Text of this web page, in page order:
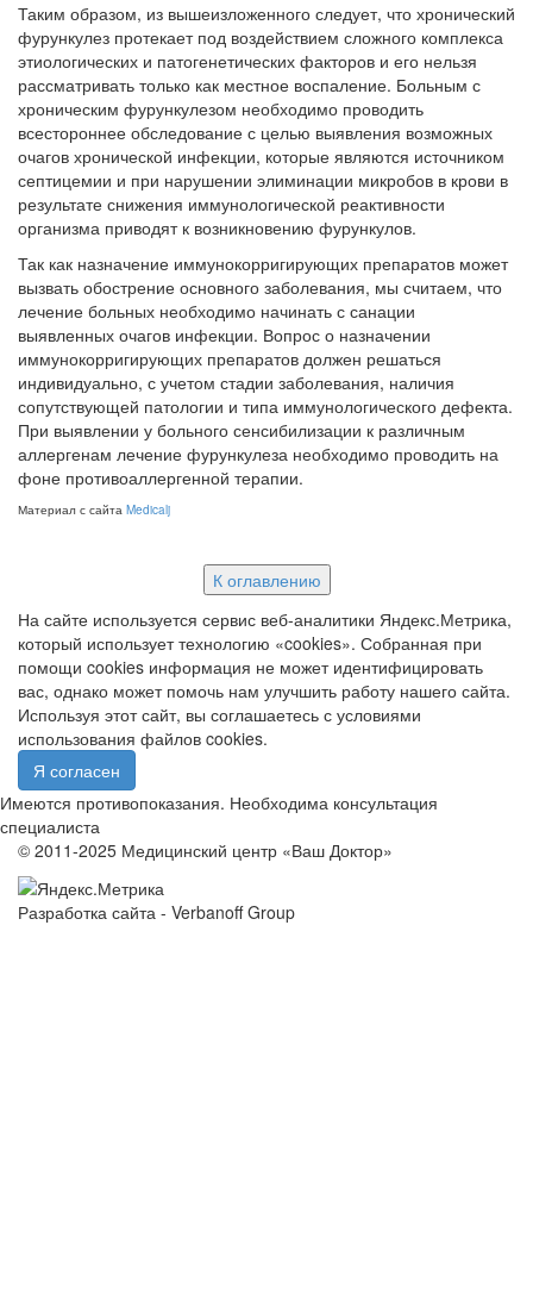
Таким образом, из вышеизложенного следует, что хронический
фурункулез протекает под воздействием сложного комплекса
этиологических и патогенетических факторов и его нельзя
рассматривать только как местное воспаление. Больным с
хроническим фурункулезом необходимо проводить
всестороннее обследование с целью выявления возможных
очагов хронической инфекции, которые являются источником
септицемии и при нарушении элиминации микробов в крови в
результате снижения иммунологической реактивности
организма приводят к возникновению фурункулов.
Так как назначение иммунокорригирующих препаратов может
вызвать обострение основного заболевания, мы считаем, что
лечение больных необходимо начинать с санации
выявленных очагов инфекции. Вопрос о назначении
иммунокорригирующих препаратов должен решаться
индивидуально, с учетом стадии заболевания, наличия
сопутствующей патологии и типа иммунологического дефекта.
При выявлении у больного сенсибилизации к различным
аллергенам лечение фурункулеза необходимо проводить на
фоне противоаллергенной терапии.
Материал с сайта Medicalj
К оглавлению
На сайте используется сервис веб-аналитики Яндекс.Метрика,
который использует технологию «cookies». Собранная при
помощи cookies информация не может идентифицировать
вас, однако может помочь нам улучшить работу нашего сайта.
Используя этот сайт, вы соглашаетесь с условиями
использования файлов cookies.
Я согласен
Имеются противопоказания. Необходима консультация
специалиста
© 2011-2025 Медицинский центр «Ваш Доктор»
Разработка сайта - Verbanoff Group